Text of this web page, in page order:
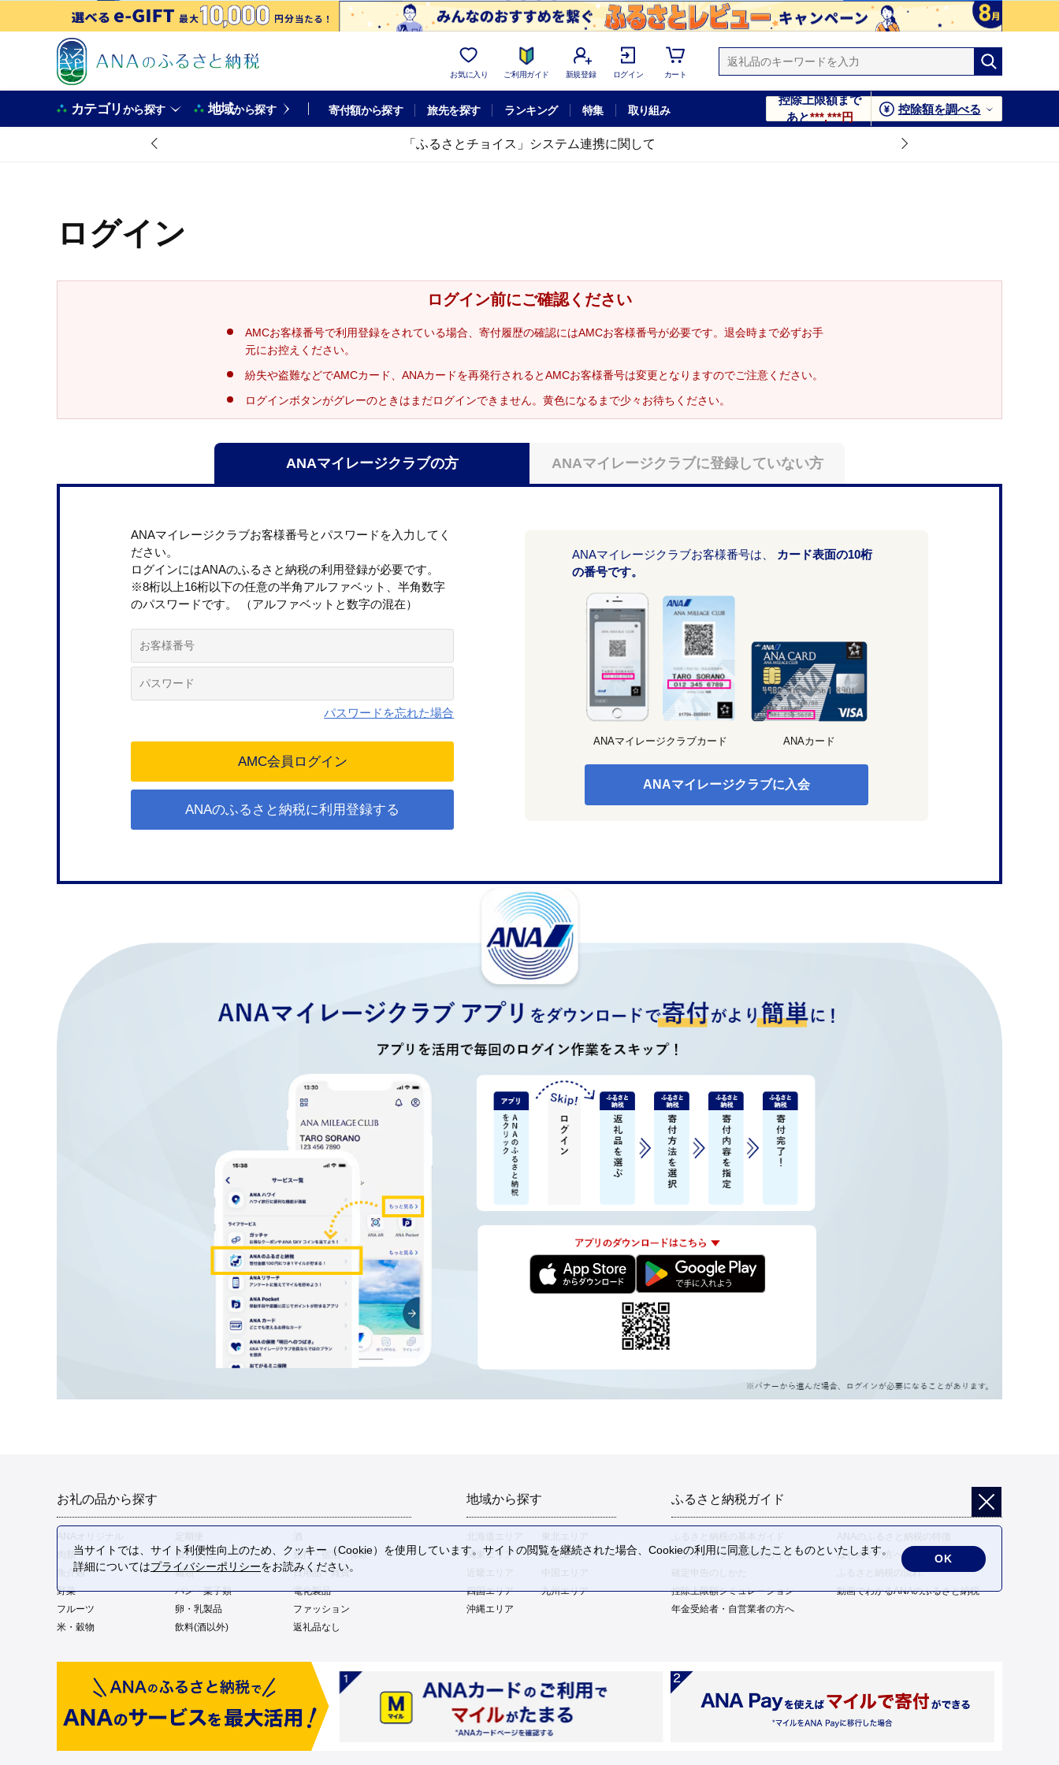
お気に入り ご利用ガイド 新規登録 ログイン カート
カテゴリから探す 地域から探す 寄付額から探す 旅先を探す ランキング 特集 取り組み
控除上限額まで
あと***,***円
控除額を調べる
「ふるさとチョイス」システム連携に関して
ログイン
ログイン前にご確認ください
AMCお客様番号で利用登録をされている場合、寄付履歴の確認にはAMCお客様番号が必要です。退会時まで必ずお手
元にお控えください。
紛失や盗難などでAMCカード、ANAカードを再発行されるとAMCお客様番号は変更となりますのでご注意ください。
ログインボタンがグレーのときはまだログインできません。黄色になるまで少々お待ちください。
ANAマイレージクラブの方 ANAマイレージクラブに登録していない方
ANAマイレージクラブお客様番号とパスワードを入力してく
ださい。
ログインにはANAのふるさと納税の利用登録が必要です。
※8桁以上16桁以下の任意の半角アルファベット、半角数字
のパスワードです。 （アルファベットと数字の混在）
パスワードを忘れた場合
ANAのふるさと納税に利用登録する
ANAマイレージクラブお客様番号は、
カード表面の10桁
の番号です。
ANAマイレージクラブカード ANAカード
ANAマイレージクラブに入会
お礼の品から探す
肉類
加工食品
旅行・宿泊・体験
魚介類
麺類
日用品・雑貨
野菜
パン・菓子類
電化製品
フルーツ
卵・乳製品
ファッション
米・穀物
飲料(酒以外) 返礼品なし
地域から探す
関東エリア
中部エリア
四国エリア
九州エリア
沖縄エリア
ふるさと納税ガイド
ふるさと納税の基本ガイド
ANAのふるさと納税の特徴
ワンストップ特例制度ガイド
はじめての方へ
ふるさと納税の流れ
控除上限額シミュレーション
動画でわかるANAのふるさと納税
年金受給者・自営業者の方へ
当サイトでは、サイト利便性向上のため、クッキー（Cookie）を使用しています。サイトの閲覧を継続された場合、Cookieの利用に同意したことものといたします。
詳細についてはプライバシーポリシーをお読みください。
OK